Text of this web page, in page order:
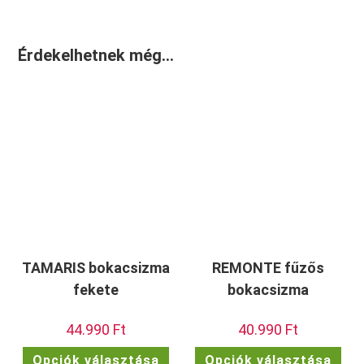
Érdekelhetnek még…
TAMARIS bokacsizma
fekete
44.990 Ft
Opciók választása
REMONTE fűzős
bokacsizma
40.990 Ft
Opciók választása